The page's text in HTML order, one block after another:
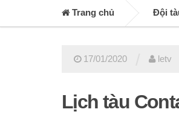
Trang chủ Đội
17/01/2020 letv
Lịch tàu